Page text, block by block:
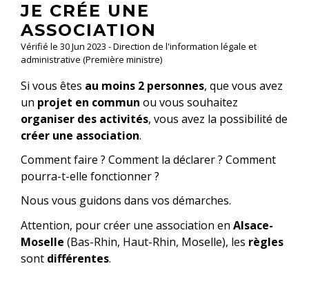
JE CRÉE UNE
ASSOCIATION
Vérifié le 30 Jun 2023 - Direction de l'information légale et
administrative (Première ministre)
Si vous êtes au moins 2 personnes, que vous avez
un projet en commun ou vous souhaitez
organiser des activités, vous avez la possibilité de
créer une association.
Comment faire ? Comment la déclarer ? Comment
pourra-t-elle fonctionner ?
Nous vous guidons dans vos démarches.
Attention, pour créer une association en Alsace-
Moselle (Bas-Rhin, Haut-Rhin, Moselle), les règles
sont différentes.